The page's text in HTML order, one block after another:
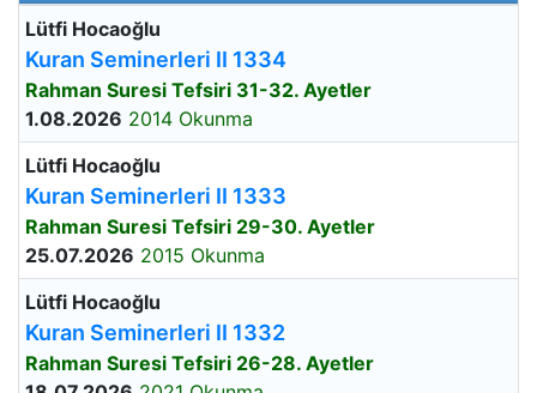
Lütfi Hocaoğlu
Kuran Seminerleri II 1334
Rahman Suresi Tefsiri 31-32. Ayetler
1.08.2026 2014 Okunma
Lütfi Hocaoğlu
Kuran Seminerleri II 1333
Rahman Suresi Tefsiri 29-30. Ayetler
25.07.2026 2015 Okunma
Lütfi Hocaoğlu
Kuran Seminerleri II 1332
Rahman Suresi Tefsiri 26-28. Ayetler